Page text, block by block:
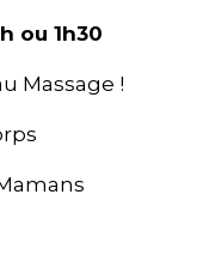
ou 1h30
Massage !